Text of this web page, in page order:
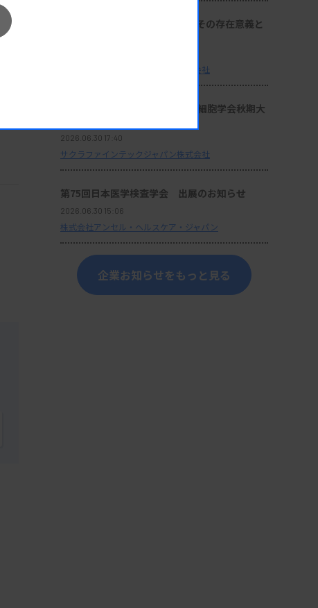
座談会：『サクラ病理技術賞』その存在意義と
サクラファインテックジャパン株式会社
セミナー動画：第64回日本臨床細胞学会秋期大
2026.06.30 17:40
サクラファインテックジャパン株式会社
第75回日本医学検査学会 出展のお知らせ
2026.06.30 15:06
株式会社アンセル・ヘルスケア・ジャパン
企業お知らせをもっと見る